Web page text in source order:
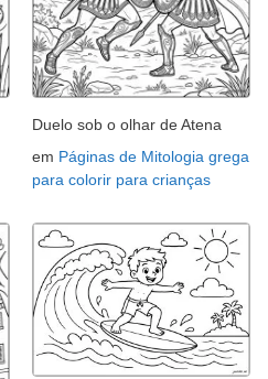
Duelo sob o olhar de Atena
em Páginas de Mitologia grega
para colorir para crianças